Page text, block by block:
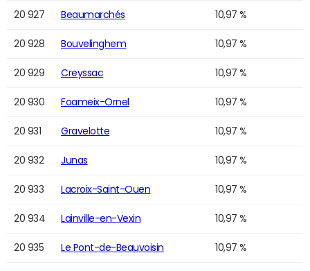
20 927 Beaumarchés 10,97 %
20 928 Bouvelinghem 10,97 %
20 929 Creyssac 10,97 %
20 930 Foameix-Ornel 10,97 %
20 931 Gravelotte 10,97 %
20 932 Junas 10,97 %
20 933 Lacroix-Saint-Ouen 10,97 %
20 934 Lainville-en-Vexin 10,97 %
20 935 Le Pont-de-Beauvoisin 10,97 %